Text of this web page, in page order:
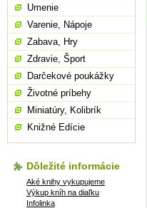
Umenie
Varenie, Nápoje
Zabava, Hry
Zdravie, Šport
Darčekové poukážky
Životné príbehy
Miniatúry, Kolibrík
Knižné Edície
Dôležité informácie
Aké knihy vykupujeme
Výkup kníh na diaľku
Infolinka